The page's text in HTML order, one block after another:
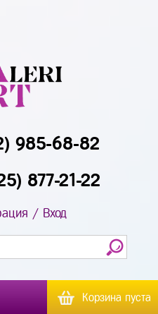
985-68-82
877-21-22
/ Вход
Корзина пуста